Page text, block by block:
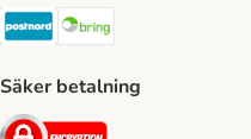
Postnord Shipping Method
Säker betalning
Security